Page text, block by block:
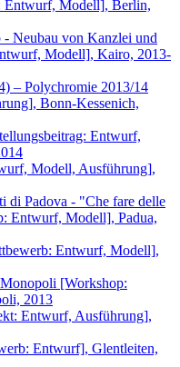
Entwurf, Modell], Berlin,
Neubau von Kanzlei und
Modell], Kairo, 2013-
– Polychromie 2013/14
Bonn-Kessenich,
Entwurf,
Modell, Ausführung],
di Padova - "Che fare delle
Entwurf, Modell], Padua,
Entwurf, Modell],
[Workshop:
2013
Entwurf, Ausführung],
Entwurf], Glentleiten,